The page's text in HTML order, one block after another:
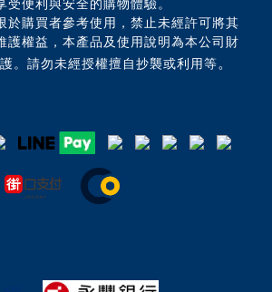
受便利與安全的購物體驗。
於購買者參考使用，禁止未經許可將其
護權益，本產品及使用說明為本公司財
。請勿未經授權擅自抄襲或利用等。